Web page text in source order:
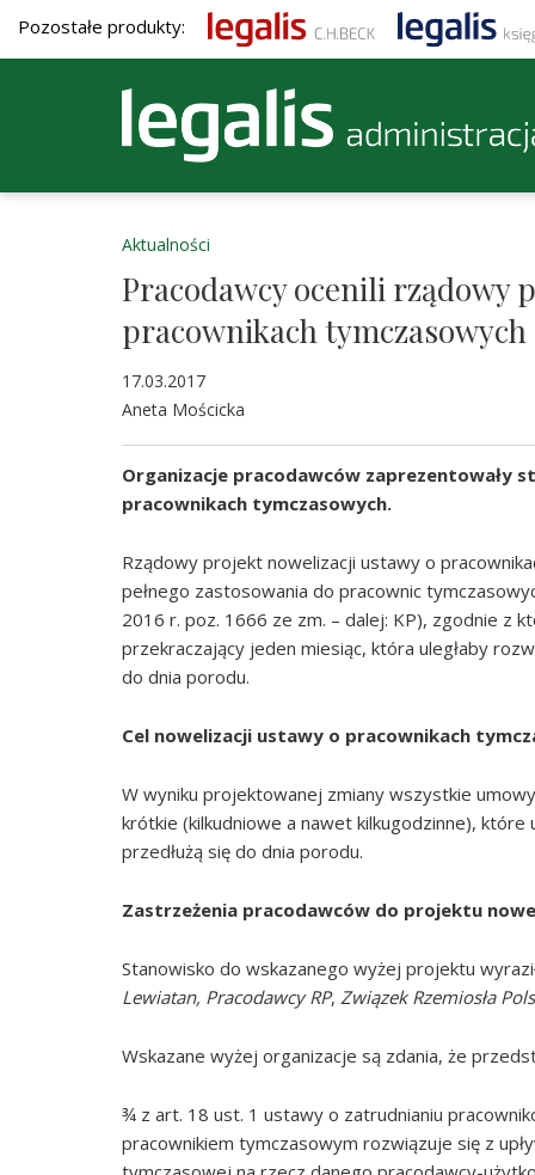
Pozostałe produkty:
Aktualności
Pracodawcy ocenili rządowy
pracownikach tymczasowych
17.03.2017
Aneta Mościcka
Organizacje pracodawców zaprezentowały
pracownikach tymczasowych.
Rządowy projekt nowelizacji ustawy o
pełnego zastosowania do pracownic
2016 r. poz. 1666 ze zm. – dalej: KP), zgodnie z
przekraczający jeden miesiąc, która uległaby
do dnia porodu.
Cel nowelizacji ustawy o pracownikach
W wyniku projektowanej zmiany wszystkie
krótkie (kilkudniowe a nawet kilkugodzinne), które
przedłużą się do dnia porodu.
Zastrzeżenia pracodawców do projektu
Stanowisko do wskazanego wyżej projektu
Lewiatan, Pracodawcy RP, Związek Rzemiosła
Wskazane wyżej organizacje są zdania, że
¾ z art. 18 ust. 1 ustawy o zatrudnianiu
pracownikiem tymczasowym rozwiązuje się z